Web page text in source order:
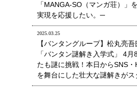
「MANGA-SO（マンガ荘）」
実現を応援したい。─
2025.03.25
【バンタングループ】松丸亮
「バンタン謎解き入学式」 4
たも謎に挑戦！本日からSNS
を舞台にした壮大な謎解きがス